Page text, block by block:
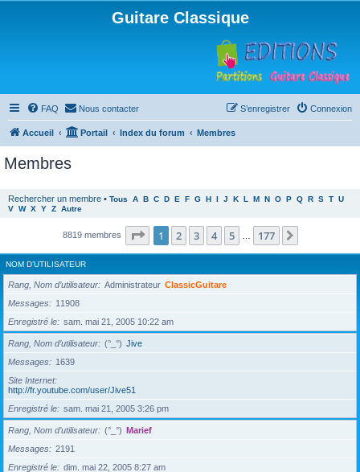
Guitare Classique
FAQ Nous contacter Connexion
S’enregistrer
Accueil Portail Index du forum Membres
Membres
Rechercher un membre • Tous A B C D E F G H I J K L M N O P Q R S T U
V W X Y Z Autre
8819 membres Page 1sur177
1 2 3 4 5 177
NOM D’UTILISATEUR
Rang, Nom d’utilisateur Administrateur ClassicGuitare
Messages
11908
Enregistré le
sam. mai 21, 2005 10:22 am
Rang, Nom d’utilisateur (°_°) Jive
Messages
1639
Site Internet
http://fr.youtube.com/user/Jive51
Enregistré le
sam. mai 21, 2005 3:26 pm
Rang, Nom d’utilisateur (°_°) Marief
Messages
2191
Enregistré le
dim. mai 22, 2005 8:27 am